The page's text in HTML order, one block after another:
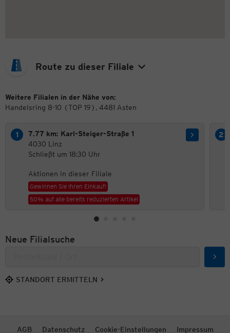
Route zu dieser Filiale
Weitere Filialen in der Nähe von:
Handelsring 8-10 (TOP 19), 4481 Asten
7.77 km: Karl-Steiger-Straße 1
4030 Linz
Schließt um 18:30 Uhr
Aktionen in dieser Filiale
Gewinnen Sie Ihren Einkauf!
50% auf alle bereits reduzierten Artikel
Neue Filialsuche
STANDORT ERMITTELN
AGB Datenschutz Cookie-Einstellungen Impressum